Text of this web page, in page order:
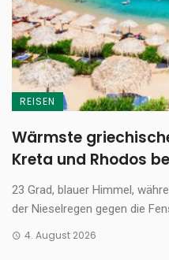
REISEN
Wärmste
Kreta und Rhodos
23 Grad, blauer Himmel,
der Nieselregen gegen die
4. August 2026